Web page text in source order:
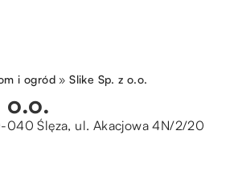
i ogród »Slike Sp. z o.o.
o.o.
040 Ślęza, ul. Akacjowa 4N/2/20